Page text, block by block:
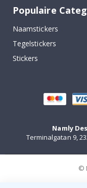
Populaire
Naamstickers
Tegelstickers
Stickers
Namly
Terminalgatan 9,
©